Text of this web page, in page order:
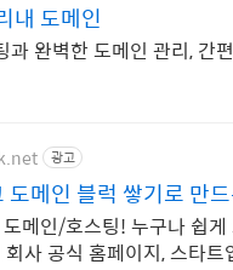
내 도메인
과 완벽한 도메인 관리, 간
광고
도메인 블럭 쌓기로 만
메인/호스팅! 누구나 쉽
사 공식 홈페이지, 스타